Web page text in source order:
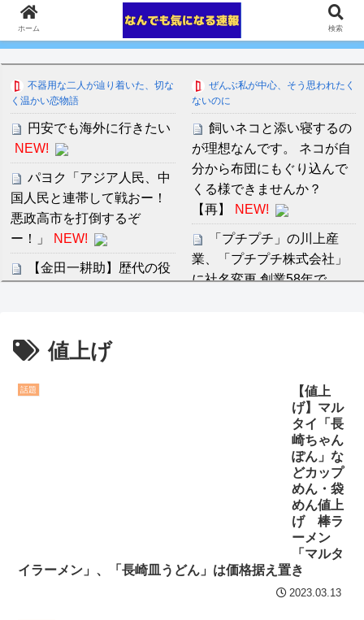
不器用な二人が辿り着いた、切な
く温かい恋物語
円安でも海外に行きたい
NEW!
パヨク「アジア人民、中
国人民と連帯して戦おー！
悪政高市を打倒するぞ
ー！」
NEW!
【金田一耕助】歴代の役
【阪神】大竹耕太郎、勝
利インタビューで涙「当た
じゃない」
【画像】発達障害の子ど
ぜんぶ私が中心、そう思われたく
ないのに
飼いネコと添い寝するの
が理想なんです。 ネコが自
分から布団にもぐり込んで
くる様できませんか？
【再】
NEW!
「プチプチ」の川上産
業、「プチプチ株式会社」
に社名変更 創業58年で
キング 直近3週間｜2026年
【地獄のような聴聞会】
Ｗ杯１次Ｌ敗退の韓国 議員
が「なぜ負けたのか？」ソ
ン・フンミン先発落ちは
すまん熊本やがコンビニ
に食品も水もない
値上げ
話題
【値上
げ】マル
タイ「長
崎ちゃん
ぽん」な
どカップ
めん・袋
めん値上
げ 棒ラ
ーメン
「マルタ
イラーメン」、「長崎皿うどん」は価格据え置き
2023.03.13
ホーム 検索